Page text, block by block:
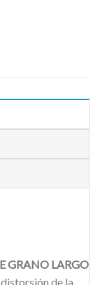
GRANO LARGO
de la